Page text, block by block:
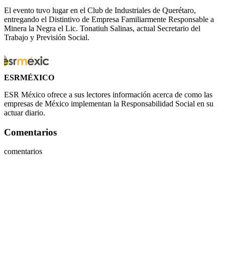
El evento tuvo lugar en el Club de Industriales de Querétaro,
entregando el Distintivo de Empresa Familiarmente Responsable a
Minera la Negra el Lic. Tonatiuh Salinas, actual Secretario del
Trabajo y Previsión Social.
ESRMÉXICO
ESR México ofrece a sus lectores información acerca de como las
empresas de México implementan la Responsabilidad Social en su
actuar diario.
Comentarios
comentarios